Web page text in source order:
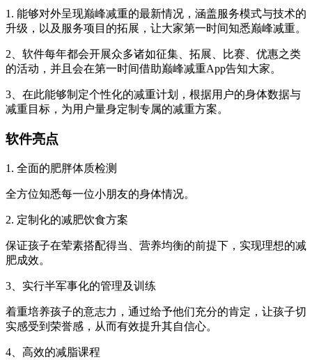
1. 能够对外呈现巅峰减重的最新情况，涵盖服务模式与技术的
升级，以及服务项目的拓展，让大家第一时间知悉巅峰减重。
2、软件每年都会开展众多诸如征集、拓展、比赛、优惠之类
的活动，并且会在第一时间借助巅峰减重App告知大家。
3、在此能够制定个性化的减重计划，根据用户的身体数据与
减重目标，为用户量身定制专属的减重方案。
软件亮点
1. 全面的肥胖体质检测
全方位知悉每一位小朋友的身体情况。
2. 定制化的减肥饮食方案
保证孩子在荤素搭配得当、营养均衡的前提下，实现理想的减
肥成效。
3、实行半军事化的管理及训练
着重培养孩子的意志力，通过给予他们充分的肯定，让孩子切
实感受到荣誉感，从而有效提升其自信心。
4、高效的减脂课程